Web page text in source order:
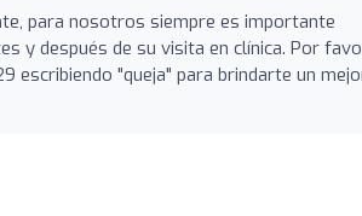
para nosotros siempre es importante
y después de su visita en clínica. Por
escribiendo "queja" para brindarte un